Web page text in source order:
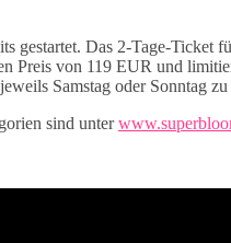
gestartet. Das 2-Tage-Ticket
Preis von 119 EUR und
Samstag oder Sonntag
sind unter